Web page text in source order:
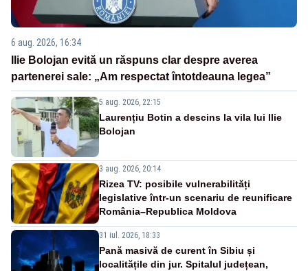
6 aug. 2026, 16:34
Ilie Bolojan evită un răspuns clar despre averea
partenerei sale: „Am respectat întotdeauna legea”
5 aug. 2026, 22:15
Laurențiu Botin a descins la vila lui Ilie
Bolojan
3 aug. 2026, 20:14
Rizea TV: posibile vulnerabilități
legislative într-un scenariu de reunificare
România–Republica Moldova
31 iul. 2026, 18:33
Pană masivă de curent în Sibiu și
localitățile din jur. Spitalul județean,